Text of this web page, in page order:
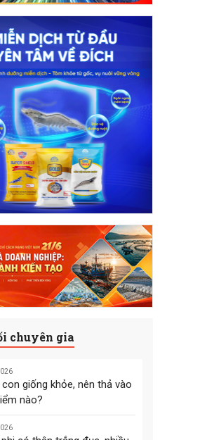
chuyên gia
con giống khỏe, nên thả vào
nào?